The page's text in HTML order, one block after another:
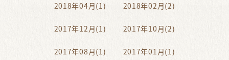
2018年04月(1) 2018年02月(2)
2017年12月(1) 2017年10月(2)
2017年08月(1) 2017年01月(1)